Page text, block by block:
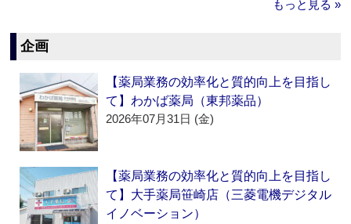
もっと見る »
企画
【薬局業務の効率化と質的向上を目指し
て】わかば薬局（東邦薬品）
2026年07月31日 (金)
【薬局業務の効率化と質的向上を目指し
て】大手薬局笹崎店（三菱電機デジタル
イノベーション）